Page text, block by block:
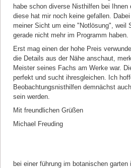
habe schon diverse Nisthilfen bei
diese hat mir noch keine gefallen.
meiner Sicht um eine "Notlösung", weil
gerade nicht mehr im Programm haben.
Erst mag einen der hohe Preis
die Details aus der Nähe anschaut,
Meister seines Fachs am Werke war.
perfekt und sucht ihresgleichen. Ich
Beobachtungsnisthilfen demnächst
sein werden.
Mit freundlichen Grüßen
Michael Freuding
bei einer führung im botanischen